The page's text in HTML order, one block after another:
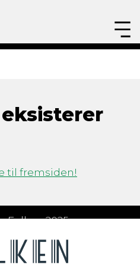
til fremsiden!
Folken 2025